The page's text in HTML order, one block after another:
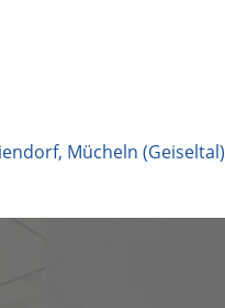
Mücheln (Geiseltal)